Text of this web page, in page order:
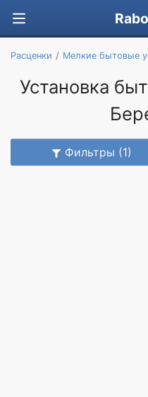
Расценки Мелкие бытовые
Установка
Фильтры (1)